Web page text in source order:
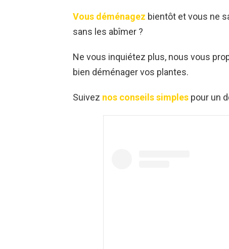
Vous déménagez bientôt et vous ne
sans les abîmer ?
Ne vous inquiétez plus, nous vous
bien déménager vos plantes.
Suivez nos conseils simples pour un